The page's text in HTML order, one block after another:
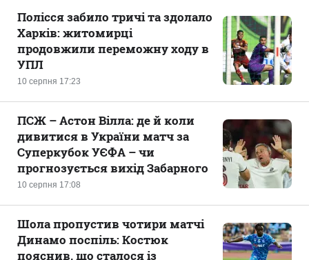
10 серпня 17:23
Полісся забило тричі та здолало
Харків: житомирці
продовжили переможну ходу в
УПЛ
10 серпня 17:08
ПСЖ – Астон Вілла: де й коли
дивитися в України матч за
Суперкубок УЄФА – чи
прогнозується вихід Забарного
Шола пропустив чотири матчі
Динамо поспіль: Костюк
пояснив, що сталося із